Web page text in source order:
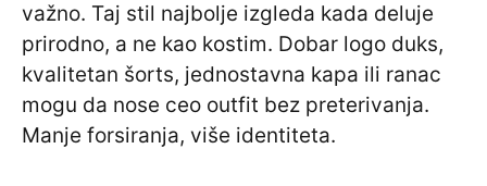
važno. Taj stil najbolje izgleda kada deluje
prirodno, a ne kao kostim. Dobar logo duks,
kvalitetan šorts, jednostavna kapa ili ranac
mogu da nose ceo outfit bez preterivanja.
Manje forsiranja, više identiteta.